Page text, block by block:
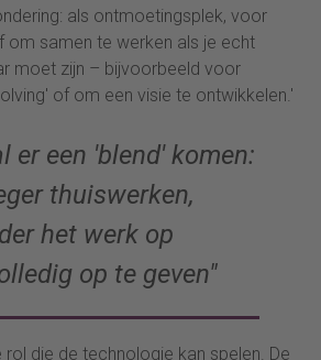
als ontmoetingsplek, voor
samen te werken als je echt
moet zijn – bijvoorbeeld voor
of om een visie te ontwikkelen.'
er een 'blend' komen:
thuiswerken,
het werk op
op te geven
die de technologie kan spelen. De